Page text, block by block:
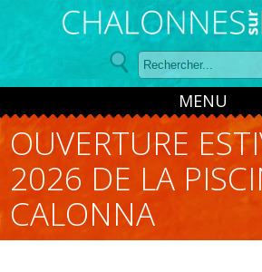
Panneau de gestion des cookies
MENU
OUVERTURE
2026 DE LA
CALONNA